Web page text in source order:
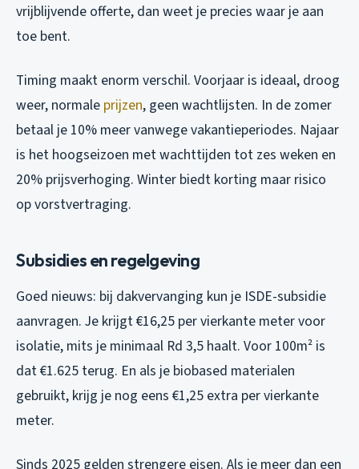
vrijblijvende offerte, dan weet je precies waar je aan
toe bent.
Timing maakt enorm verschil. Voorjaar is ideaal, droog
weer, normale prijzen, geen wachtlijsten. In de zomer
betaal je 10% meer vanwege vakantieperiodes. Najaar
is het hoogseizoen met wachttijden tot zes weken en
20% prijsverhoging. Winter biedt korting maar risico
op vorstvertraging.
Subsidies en regelgeving
Goed nieuws: bij dakvervanging kun je ISDE-subsidie
aanvragen. Je krijgt €16,25 per vierkante meter voor
isolatie, mits je minimaal Rd 3,5 haalt. Voor 100m² is
dat €1.625 terug. En als je biobased materialen
gebruikt, krijg je nog eens €1,25 extra per vierkante
meter.
Sinds 2025 gelden strengere eisen. Als je meer dan een